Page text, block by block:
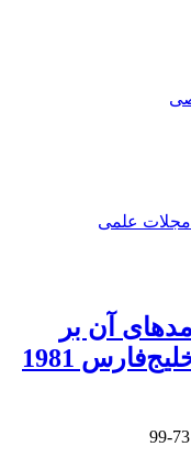
مجلات علمی
آن بر
کشورهای شورای همکاری خلیج‌فارس 1981
73-99